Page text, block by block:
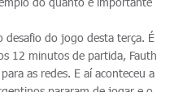
desafio do jogo desta terça. É
12 minutos de partida, Fauth
as redes. E aí aconteceu a